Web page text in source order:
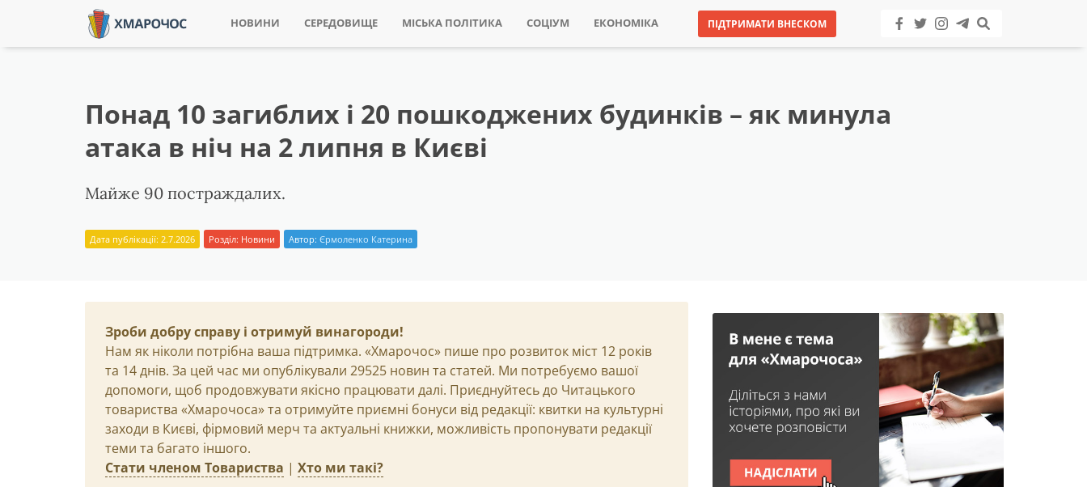
НОВИНИ СЕРЕДОВИЩЕ МІСЬКА ПОЛІТИКА СОЦІУМ ЕКОНОМІКА ПІДТРИМАТИ ВНЕСКОМ
Понад 10 загиблих і 20 пошкоджених будинків – як минула
атака в ніч на 2 липня в Києві
Майже 90 постраждалих.
Дата публікації: 2.7.2026 Розділ: Новини Автор: Єрмоленко Катерина
Зроби добру справу і отримуй винагороди!
Нам як ніколи потрібна ваша підтримка. «Хмарочос» пише про розвиток міст 12 років
та 14 днів. За цей час ми опублікували 29525 новин та статей. Ми потребуємо вашої
допомоги, щоб продовжувати якісно працювати далі. Приєднуйтесь до Читацького
товариства «Хмарочоса» та отримуйте приємні бонуси від редакції: квитки на культурні
заходи в Києві, фірмовий мерч та актуальні книжки, можливість пропонувати редакції
теми та багато іншого.
Стати членом Товариства | Хто ми такі?